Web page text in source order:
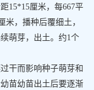
15*15厘米，每667平
米，播种后覆细土，
萌芽，出土。约1个
干而影响种子萌芽和
苗幼苗出土后要逐渐